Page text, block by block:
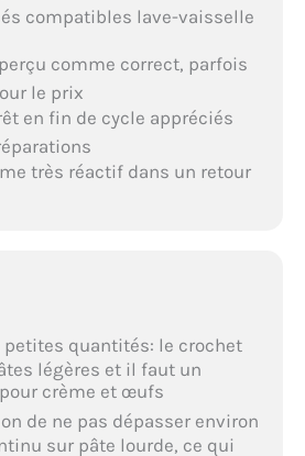
compatibles lave-vaisselle
comme correct, parfois
le prix
en fin de cycle appréciés
très réactif dans un retour
petites quantités: le crochet
légères et il faut un
crème et œufs
de ne pas dépasser environ
sur pâte lourde, ce qui